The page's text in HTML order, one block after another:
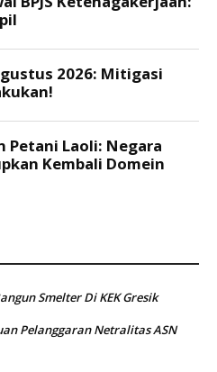
Smelter Di KEK Gresik
Pelanggaran Netralitas ASN